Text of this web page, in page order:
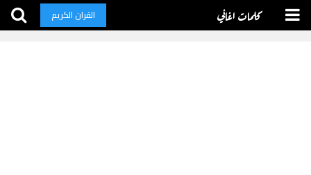
كلمات اغاني القران الكريم